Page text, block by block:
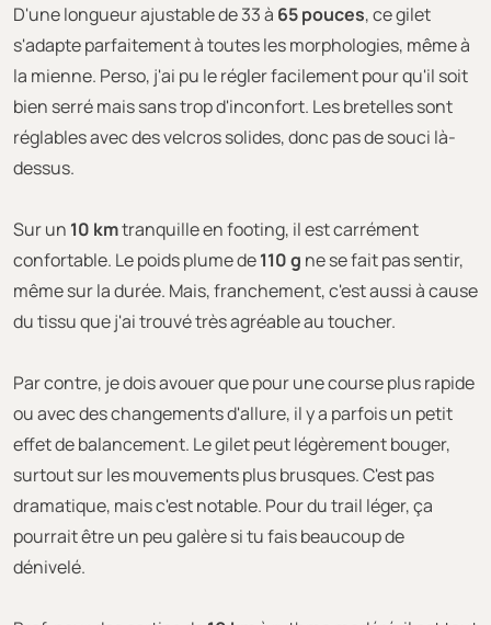
D'une longueur ajustable de 33 à 65 pouces, ce gilet
s'adapte parfaitement à toutes les morphologies, même à
la mienne. Perso, j'ai pu le régler facilement pour qu'il soit
bien serré mais sans trop d'inconfort. Les bretelles sont
réglables avec des velcros solides, donc pas de souci là-
dessus.
Sur un 10 kmtranquille en footing, il est carrément
confortable. Le poids plume de110 g ne se fait pas sentir,
même sur la durée. Mais, franchement, c'est aussi à cause
du tissu que j'ai trouvé très agréable au toucher.
Par contre, je dois avouer que pour une course plus rapide
ou avec des changements d'allure, il y a parfois un petit
effet de balancement. Le gilet peut légèrement bouger,
surtout sur les mouvements plus brusques. C'est pas
dramatique, mais c'est notable. Pour du trail léger, ça
pourrait être un peu galère si tu fais beaucoup de
dénivelé.